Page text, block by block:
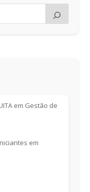
em Gestão de
em